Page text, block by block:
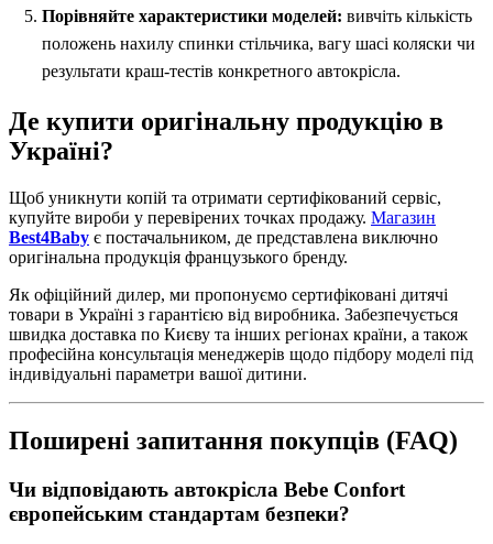
Порівняйте характеристики моделей: вивчіть кількість
положень нахилу спинки стільчика, вагу шасі коляски чи
результати краш-тестів конкретного автокрісла.
Де купити оригінальну продукцію в
Україні?
Щоб уникнути копій та отримати сертифікований сервіс,
купуйте вироби у перевірених точках продажу. Магазин
Best4Baby є постачальником, де представлена виключно
оригінальна продукція французького бренду.
Як офіційний дилер, ми пропонуємо сертифіковані дитячі
товари в Україні з гарантією від виробника. Забезпечується
швидка доставка по Києву та інших регіонах країни, а також
професійна консультація менеджерів щодо підбору моделі під
індивідуальні параметри вашої дитини.
Поширені запитання покупців (FAQ)
Чи відповідають автокрісла Bebe Confort
європейським стандартам безпеки?